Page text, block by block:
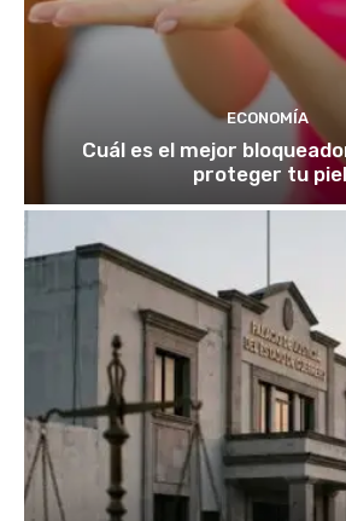
ECONOMÍA
Cuál es el mejor
proteger tu piel